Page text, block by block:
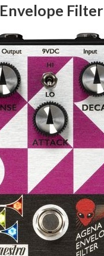
Filter